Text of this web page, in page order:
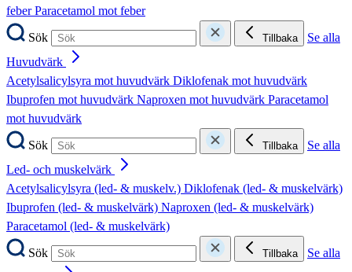
feberParacetamol mot feber
Sök
Tillbaka
Se alla
Huvudvärk
Acetylsalicylsyra mot huvudvärk Diklofenak mot huvudvärk
Ibuprofen mot huvudvärk Naproxen mot huvudvärk Paracetamol
mot huvudvärk
Sök
Tillbaka
Se alla
Led- och muskelvärk
Acetylsalicylsyra (led- & muskelv.) Diklofenak (led- & muskelvärk)
Ibuprofen (led- & muskelvärk) Naproxen (led- & muskelvärk)
Paracetamol (led- & muskelvärk)
Sök
Tillbaka
Se alla